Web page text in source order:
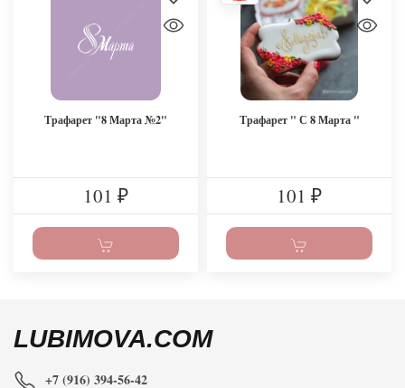
Трафарет "8 Марта №2"
101 ₽
Трафарет " С 8 Марта "
101 ₽
LUBIMOVA.COM
+7 (916) 394-56-42